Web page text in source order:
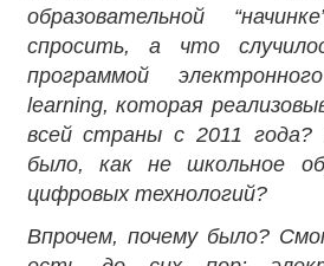
образовательной
спросить, а что
программой
learning, которая
всей страны с 2011
было, как не школьное
цифровых технологий?
Впрочем, почему было?